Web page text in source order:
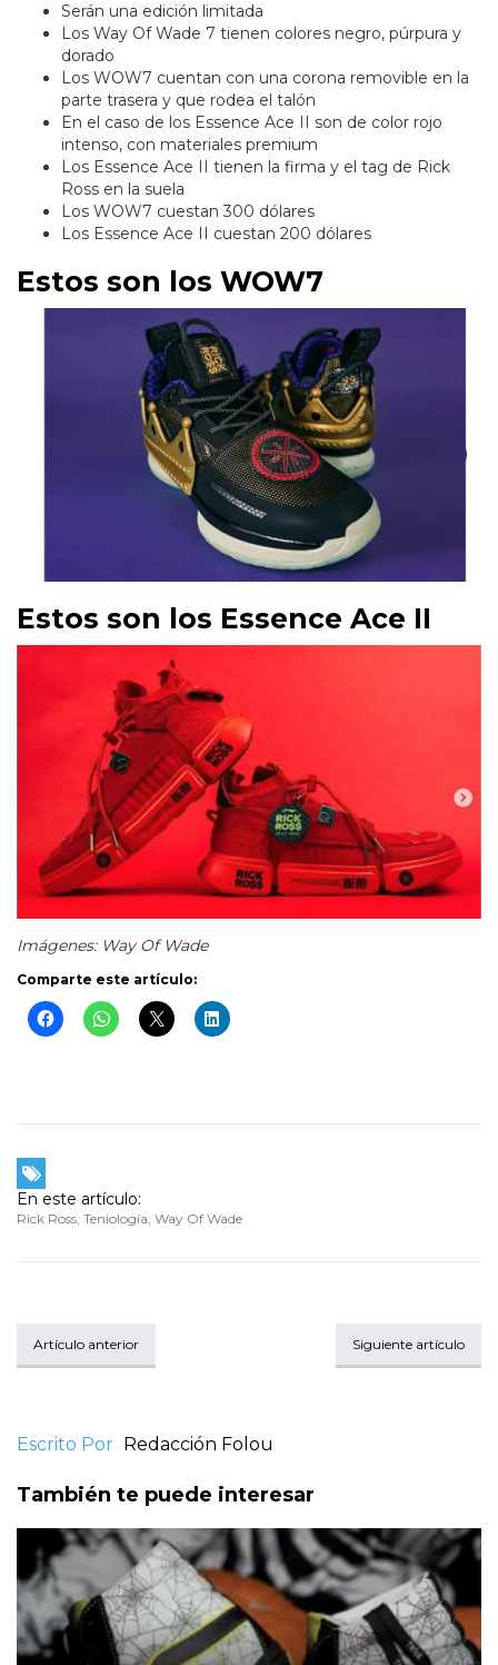
Serán una edición limitada
Los Way Of Wade 7 tienen colores negro, púrpura y
dorado
Los WOW7 cuentan con una corona removible en la
parte trasera y que rodea el talón
En el caso de los Essence Ace II son de color rojo
intenso, con materiales premium
Los Essence Ace II tienen la firma y el tag de Rick
Ross en la suela
Los WOW7 cuestan 300 dólares
Los Essence Ace II cuestan 200 dólares
Estos son los WOW7
Estos son los Essence Ace II
Imágenes: Way Of Wade
Comparte este artículo:
En este artículo:
Rick Ross, Teniología, Way Of Wade
Artículo anterior Siguiente artículo
Escrito Por Redacción Folou
También te puede interesar